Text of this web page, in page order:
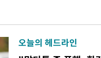
오늘의 헤드라인